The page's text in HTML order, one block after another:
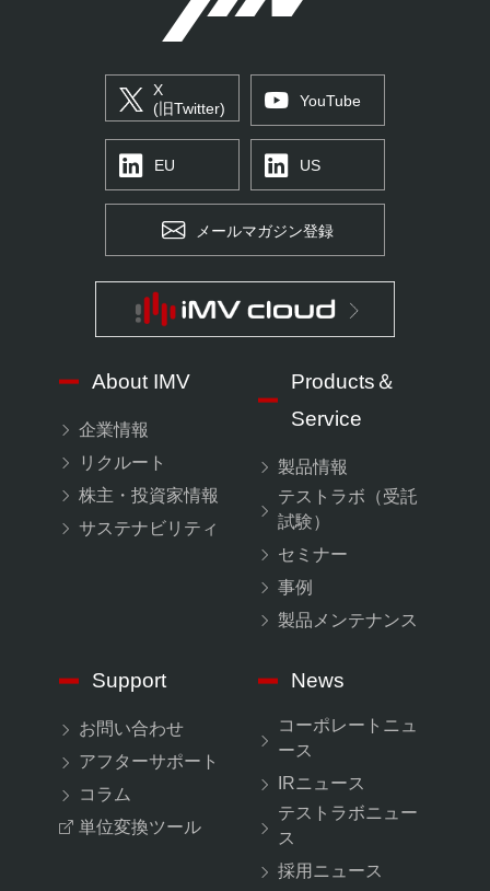
X
(旧Twitter)
YouTube
EU US
メールマガジン登録
About IMV
企業情報
リクルート
株主・投資家情報
サステナビリティ
Products＆
Service
製品情報
テストラボ（受託
試験）
セミナー
事例
製品メンテナンス
Support
お問い合わせ
アフターサポート
コラム
単位変換ツール
News
コーポレートニュ
ース
IRニュース
テストラボニュー
ス
採用ニュース